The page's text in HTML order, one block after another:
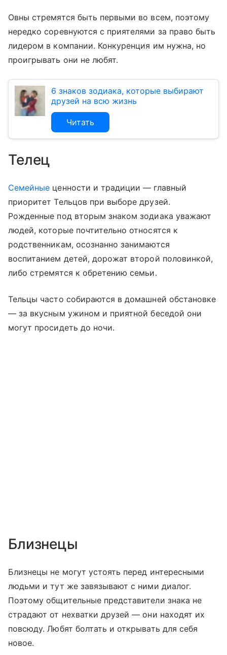
Овны стремятся быть первыми во всем, поэтому
нередко соревнуются с приятелями за право быть
лидером в компании. Конкуренция им нужна, но
проигрывать они не любят.
6 знаков зодиака, которые выбирают
друзей на всю жизнь
Читать
Телец
Семейные ценности и традиции — главный
приоритет Тельцов при выборе друзей.
Рожденные под вторым знаком зодиака уважают
людей, которые почтительно относятся к
родственникам, осознанно занимаются
воспитанием детей, дорожат второй половинкой,
либо стремятся к обретению семьи.
Тельцы часто собираются в домашней обстановке
— за вкусным ужином и приятной беседой они
могут просидеть до ночи.
Близнецы
Близнецы не могут устоять перед интересными
людьми и тут же завязывают с ними диалог.
Поэтому общительные представители знака не
страдают от нехватки друзей — они находят их
повсюду. Любят болтать и открывать для себя
новое.